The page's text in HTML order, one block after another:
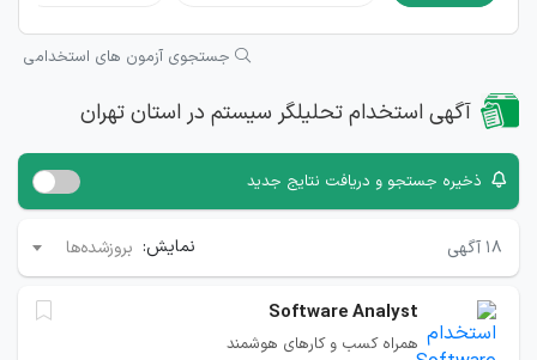
جستجوی آزمون های استخدامی
آگهی استخدام تحلیلگر سیستم در استان تهران
ذخیره جستجو و دریافت نتایج جدید
۱۸ آگهی نمایش: بروزشده‌ها
Software Analyst
همراه کسب و کارهای هوشمند